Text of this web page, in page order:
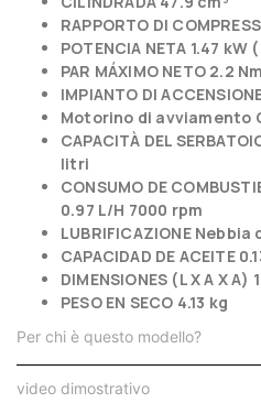
Per chi è questo modello?
video dimostrativo
RAPPORTO DI
POTENCIA NETA 1.47
PAR MÁXIMO NETO 2.2
IMPIANTO DI
Motorino di avviamento
CAPACITÀ DEL
litri
CONSUMO DE
0.97 L/H 7000 rpm
LUBRIFICAZIONE Nebbia
CAPACIDAD DE ACEITE
DIMENSIONES (L X A X
PESO EN SECO 4.13 kg